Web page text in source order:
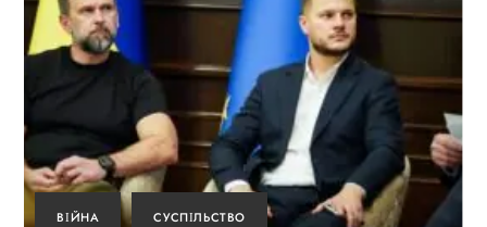
ВІЙНА СУСПІЛЬСТВО